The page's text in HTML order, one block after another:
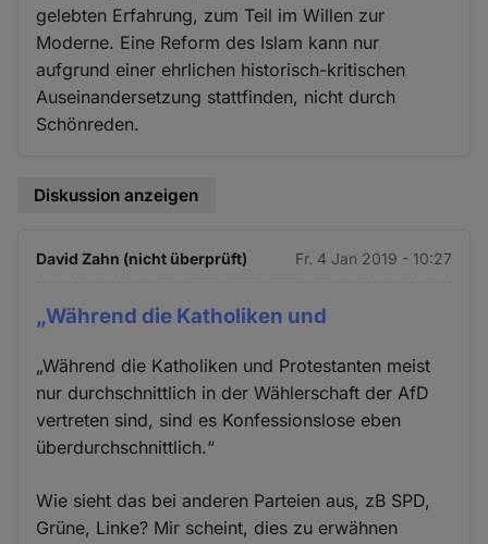
gelebten Erfahrung, zum Teil im Willen zur
Moderne. Eine Reform des Islam kann nur
aufgrund einer ehrlichen historisch-kritischen
Auseinandersetzung stattfinden, nicht durch
Schönreden.
Diskussion anzeigen
David Zahn (nicht überprüft) Fr. 4 Jan 2019 - 10:27
„Während die Katholiken und
„Während die Katholiken und Protestanten meist
nur durchschnittlich in der Wählerschaft der AfD
vertreten sind, sind es Konfessionslose eben
überdurchschnittlich.“
Wie sieht das bei anderen Parteien aus, zB SPD,
Grüne, Linke? Mir scheint, dies zu erwähnen